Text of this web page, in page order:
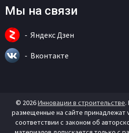
Мы на связи
Яндекс Дзен
Вконтакте
© 2026Инновации в строительстве.
размещенные на сайте принадлежат
соответствии с законом об